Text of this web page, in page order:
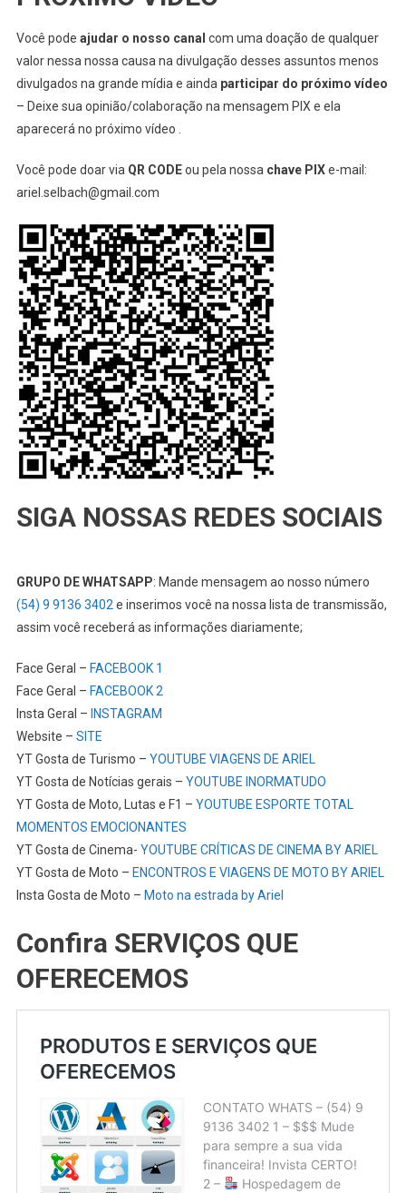
Você pode ajudar o nosso canal com uma doação de qualquer
valor nessa nossa causa na divulgação desses assuntos menos
divulgados na grande mídia e ainda participar do próximo vídeo
– Deixe sua opinião/colaboração na mensagem PIX e ela
aparecerá no próximo vídeo .
Você pode doar via QR CODEou pela nossa chave PIXe-mail:
ariel.selbach@gmail.com
SIGA NOSSAS REDES SOCIAIS
GRUPO DE WHATSAPP: Mande mensagem ao nosso número
(54) 9 9136 3402e inserimos você na nossa lista de transmissão,
assim você receberá as informações diariamente;
Face Geral – FACEBOOK 1
Face Geral – FACEBOOK 2
Insta Geral – INSTAGRAM
Website – SITE
YT Gosta de Turismo – YOUTUBE VIAGENS DE ARIEL
YT Gosta de Notícias gerais – YOUTUBE INORMATUDO
YT Gosta de Moto, Lutas e F1 – YOUTUBE ESPORTE TOTAL
MOMENTOS EMOCIONANTES
YT Gosta de Cinema- YOUTUBE CRÍTICAS DE CINEMA BY ARIEL
YT Gosta de Moto – ENCONTROS E VIAGENS DE MOTO BY ARIEL
Insta Gosta de Moto – Moto na estrada by Ariel
Confira SERVIÇOS QUE
OFERECEMOS